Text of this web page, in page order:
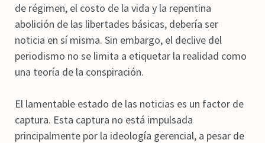
de régimen, el costo de la vida y la repentina
abolición de las libertades básicas, debería ser
noticia en sí misma. Sin embargo, el declive del
periodismo no se limita a etiquetar la realidad como
una teoría de la conspiración.
El lamentable estado de las noticias es un factor de
captura. Esta captura no está impulsada
principalmente por la ideología gerencial, a pesar de